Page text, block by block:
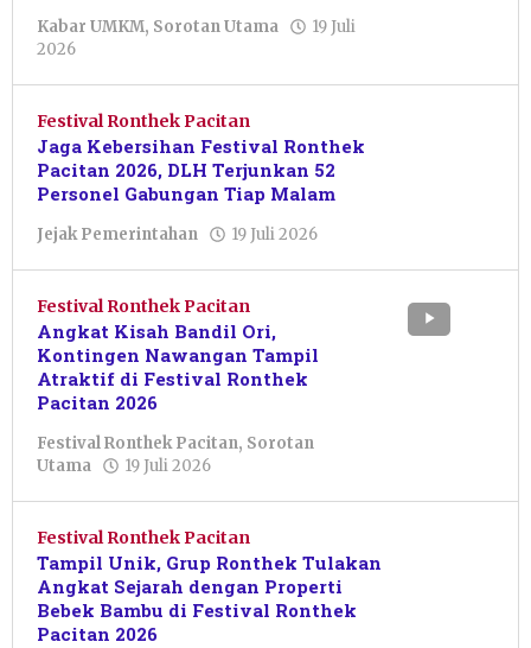
Kabar UMKM, Sorotan Utama
19 Juli
2026
Cahyaningtias
Festival Ronthek Pacitan
Jaga Kebersihan Festival Ronthek
Pacitan 2026, DLH Terjunkan 52
Personel Gabungan Tiap Malam
Jejak Pemerintahan 19 Juli 2026
Primanto
Festival Ronthek Pacitan
Angkat Kisah Bandil Ori,
Kontingen Nawangan Tampil
Atraktif di Festival Ronthek
Pacitan 2026
Festival Ronthek Pacitan, Sorotan
Utama
19 Juli 2026
Cahyaningtias
Festival Ronthek Pacitan
Tampil Unik, Grup Ronthek Tulakan
Angkat Sejarah dengan Properti
Bebek Bambu di Festival Ronthek
Pacitan 2026